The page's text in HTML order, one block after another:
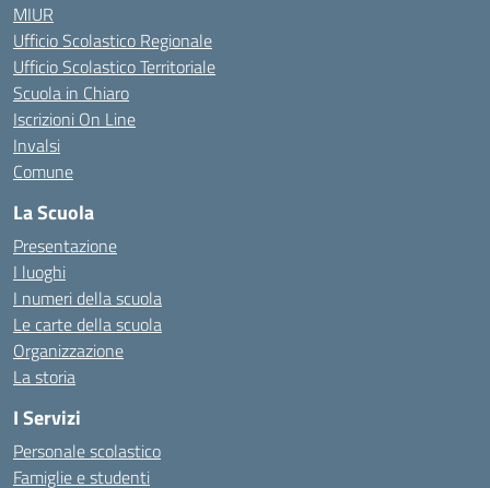
MIUR
Ufficio Scolastico Regionale
Ufficio Scolastico Territoriale
Scuola in Chiaro
Iscrizioni On Line
Invalsi
Comune
La Scuola
Presentazione
I luoghi
I numeri della scuola
Le carte della scuola
Organizzazione
La storia
I Servizi
Personale scolastico
Famiglie e studenti